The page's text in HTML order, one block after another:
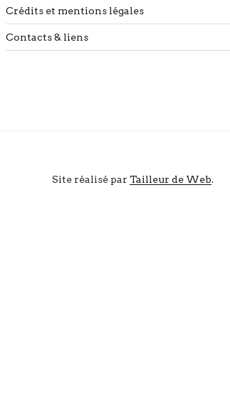
Crédits et mentions légales
Contacts & liens
Site réalisé parTailleur de Web.